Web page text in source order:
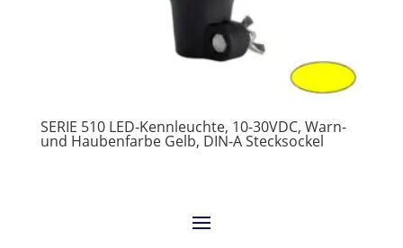
SERIE 510 LED-Kennleuchte, 10-30VDC, Warn-
und Haubenfarbe Gelb, DIN-A Stecksockel